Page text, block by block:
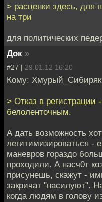
> расценки здесь, для
на три
для политических
Док »
#27 | 29.01.12 16:20
Кому:
> Отказ в регистрации
белоленточным.
А дать возможность
легитимизироваться -
маневров гораздо
проходили. А насч0т
присунешь, скажут -
закричат "насилуют".
когда людям в голову